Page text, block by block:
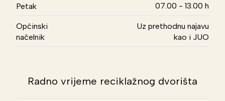
Petak 07.00 - 13.00 h
Općinski
načelnik
Uz prethodnu najavu
kao i JUO
Radno vrijeme reciklažnog dvorišta